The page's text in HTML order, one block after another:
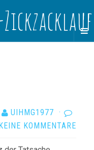
UIHMG1977 ·
KOMMENTARE